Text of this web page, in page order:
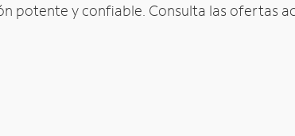
potente y confiable. Consulta las ofertas